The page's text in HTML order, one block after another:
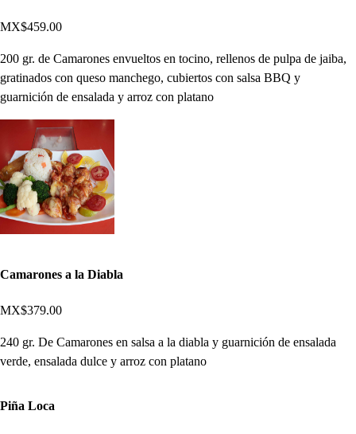
MX$459.00
200 gr. de Camarones envueltos en tocino, rellenos de pulpa de jaiba,
gratinados con queso manchego, cubiertos con salsa BBQ y
guarnición de ensalada y arroz con platano
Camarones a la Diabla
MX$379.00
240 gr. De Camarones en salsa a la diabla y guarnición de ensalada
verde, ensalada dulce y arroz con platano
Piña Loca